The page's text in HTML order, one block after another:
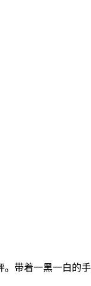
带着一黑一白的